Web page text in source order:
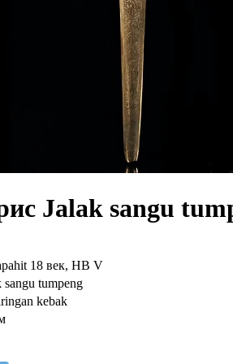
Jalak sangu
18 век, HB V
sangu tumpeng
kebak